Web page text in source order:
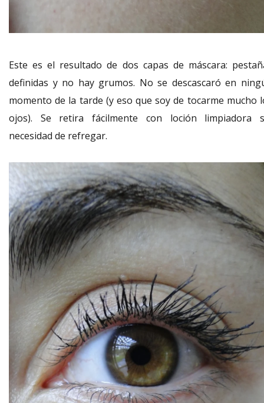
Este es el resultado de dos capas de máscara:
definidas y no hay grumos. No se descascaró en
momento de la tarde (y eso que soy de tocarme mucho
ojos). Se retira fácilmente con loción limpiadora
necesidad de refregar.